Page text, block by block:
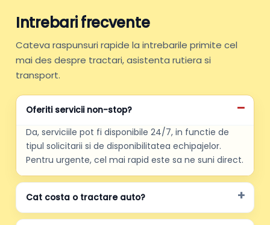
Intrebari frecvente
Cateva raspunsuri rapide la intrebarile primite cel
mai des despre tractari, asistenta rutiera si
transport.
Oferiti servicii non-stop?
Da, serviciile pot fi disponibile 24/7, in functie de
tipul solicitarii si de disponibilitatea echipajelor.
Pentru urgente, cel mai rapid este sa ne suni direct.
Cat costa o tractare auto?